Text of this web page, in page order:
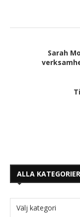
Sarah
ALLA KATEGORIER